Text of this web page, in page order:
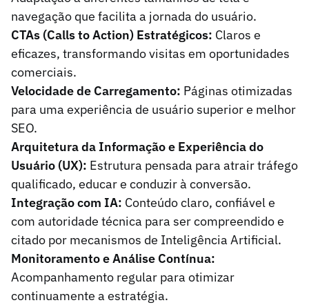
navegação que facilita a jornada do usuário.
CTAs (Calls to Action) Estratégicos: Claros e
eficazes, transformando visitas em oportunidades
comerciais.
Velocidade de Carregamento: Páginas otimizadas
para uma experiência de usuário superior e melhor
SEO.
Arquitetura da Informação e Experiência do
Usuário (UX): Estrutura pensada para atrair tráfego
qualificado, educar e conduzir à conversão.
Integração com IA: Conteúdo claro, confiável e
com autoridade técnica para ser compreendido e
citado por mecanismos de Inteligência Artificial.
Monitoramento e Análise Contínua:
Acompanhamento regular para otimizar
continuamente a estratégia.